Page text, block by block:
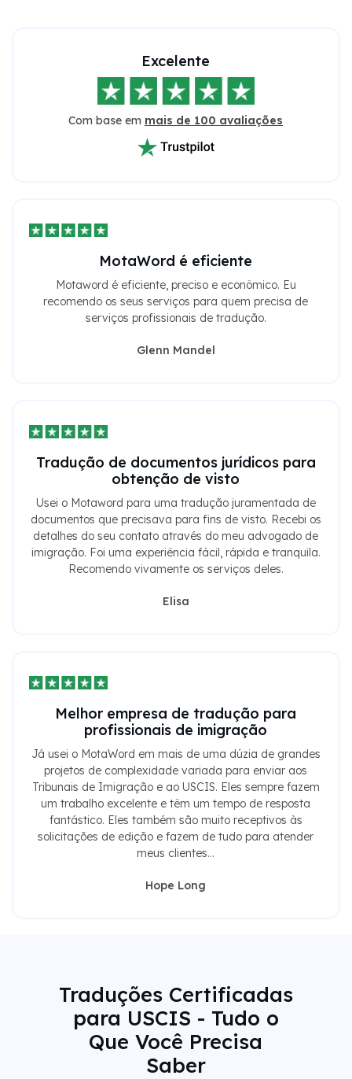
Excelente
Com base em mais de 100 avaliações
MotaWord é eficiente
Motaword é eficiente, preciso e econômico. Eu
recomendo os seus serviços para quem precisa de
serviços profissionais de tradução.
Glenn Mandel
Tradução de documentos jurídicos para
obtenção de visto
Usei o Motaword para uma tradução juramentada de
documentos que precisava para fins de visto. Recebi os
detalhes do seu contato através do meu advogado de
imigração. Foi uma experiência fácil, rápida e tranquila.
Recomendo vivamente os serviços deles.
Elisa
Melhor empresa de tradução para
profissionais de imigração
Já usei o MotaWord em mais de uma dúzia de grandes
projetos de complexidade variada para enviar aos
Tribunais de Imigração e ao USCIS. Eles sempre fazem
um trabalho excelente e têm um tempo de resposta
fantástico. Eles também são muito receptivos às
solicitações de edição e fazem de tudo para atender
meus clientes...
Hope Long
Traduções Certificadas
para USCIS - Tudo o
Que Você Precisa
Saber